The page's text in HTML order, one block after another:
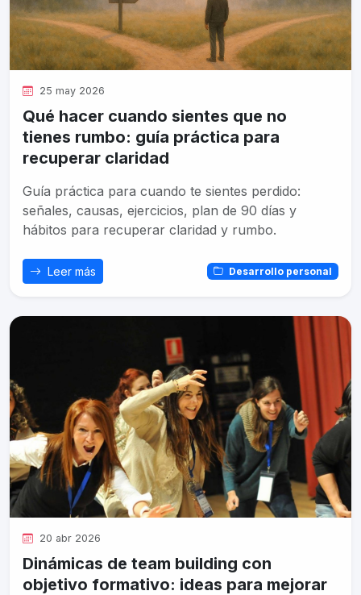
25 may 2026
Qué hacer cuando sientes que no
tienes rumbo: guía práctica para
recuperar claridad
Guía práctica para cuando te sientes perdido:
señales, causas, ejercicios, plan de 90 días y
hábitos para recuperar claridad y rumbo.
Leer más Desarrollo personal
20 abr 2026
Dinámicas de team building con
objetivo formativo: ideas para mejorar